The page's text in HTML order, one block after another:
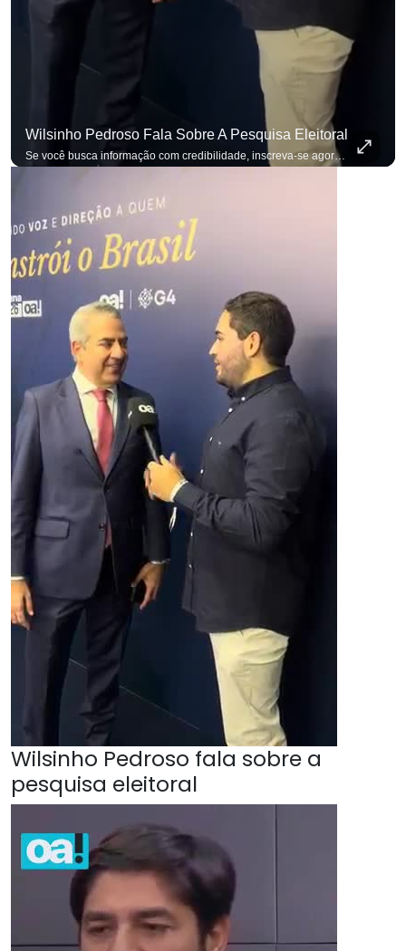
Wilsinho Pedroso Fala Sobre A Pesquisa Eleitoral
Se você busca informação com credibilidade, inscreva-se agora e ative o
Wilsinho Pedroso fala sobre a
pesquisa eleitoral